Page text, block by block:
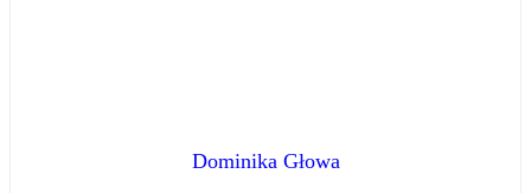
Dominika Głowa